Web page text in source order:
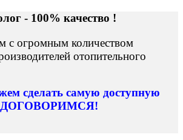
- 100% качество !
с огромным количеством
отопительного
сделать самую доступную
- ДОГОВОРИМСЯ!